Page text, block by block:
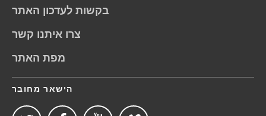
בקשות לעדכון האתר
צרו איתנו קשר
מפת האתר
הישאר מחובר